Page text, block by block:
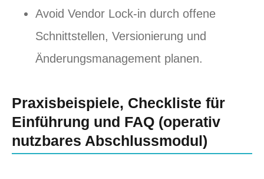
Avoid Vendor Lock-in durch offene
Schnittstellen, Versionierung und
Änderungsmanagement planen.
Praxisbeispiele, Checkliste für
Einführung und FAQ (operativ
nutzbares Abschlussmodul)